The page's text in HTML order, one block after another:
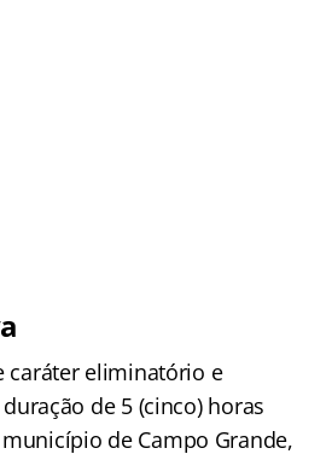
caráter eliminatório e
de 5 (cinco) horas
de Campo Grande,